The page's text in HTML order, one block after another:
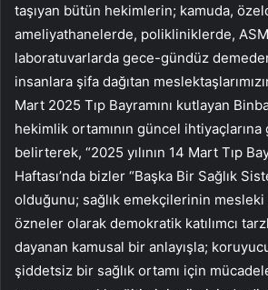
taşıyan bütün hekimlerin; kamuda,
ameliyathanelerde, polikliniklerde,
laboratuvarlarda gece-gündüz
insanlara şifa dağıtan
Mart 2025 Tıp Bayramını kutlayan
hekimlik ortamının güncel
belirterek, “2025 yılının 14 Mart Tıp
Haftası’nda bizler “Başka Bir Sağlık
olduğunu; sağlık emekçilerinin
özneler olarak demokratik katılımcı
dayanan kamusal bir anlayışla;
şiddetsiz bir sağlık ortamı için